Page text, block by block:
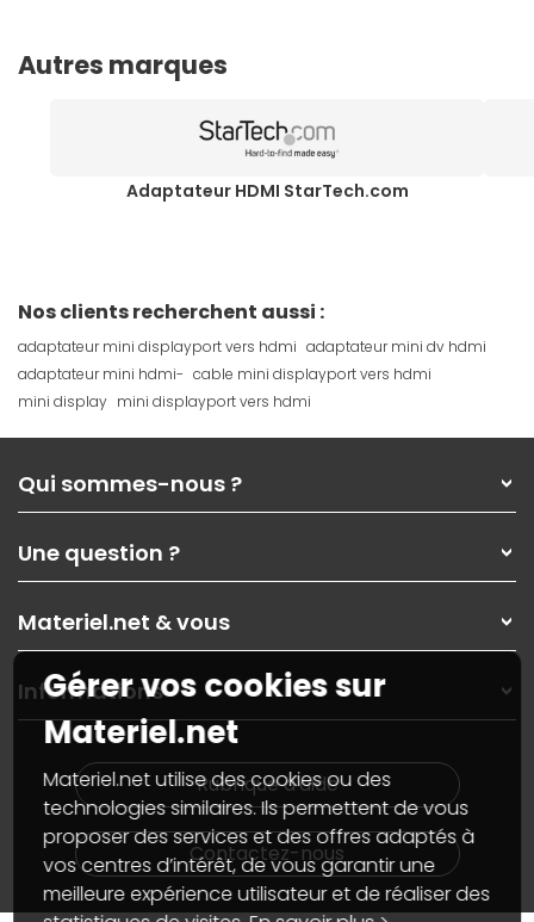
Autres marques
Adaptateur HDMI StarTech.com
Nos clients recherchent aussi :
adaptateur mini displayport vers hdmi adaptateur mini dv hdmi
adaptateur mini hdmi- cable mini displayport vers hdmi
mini display mini displayport vers hdmi
Qui sommes-nous ?
Nos services
Les magasins Materiel.net
Nos solutions pour les pros
Contactez-nous
Une question ?
Paiement, livraison
Garanties,Pack Zen
SAV, demander un retour
Informations
Guides d'achats et tutoriels
Materiel.net & vous
On répare votre PC portable
On rachète votre carte graphique
PC sur mesure : Votre RDV personnalisé
Notre démarche écologique
Materiel.net recrute
Notre programme d'affiliation
Partenariat & Sponsoring
Informations
Plan du site
Nos marques
Conditions générales de vente
Marketplace
Informations légales
Données personnellesetcookies
Gérer vos cookies
Rubrique d'aide
Contactez-nous
Gérer vos cookies sur
Materiel.net
Materiel.net utilise des cookies ou des
technologies similaires. Ils permettent de vous
proposer des services et des offres adaptés à
vos centres d’intérêt, de vous garantir une
meilleure expérience utilisateur et de réaliser des